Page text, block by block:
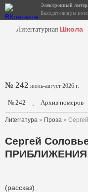
Электронный
Выходит один раз в
Лиterraтурная Школа
№ 242 июль-август 2026 г.
№ 242 . Архив номеров
Лиterraтура » Проза »
Сергей
ПРИБЛИЖЕНИЯ
(рассказ)